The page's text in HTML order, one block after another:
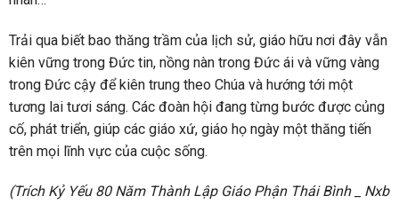
Trải qua biết bao thăng trầm của lịch sử, giáo hữu nơi đây vẫn
kiên vững trong Đức tin, nồng nàn trong Đức ái và vững vàng
trong Đức cậy để kiên trung theo Chúa và hướng tới một
tương lai tươi sáng. Các đoàn hội đang từng bước được củng
cố, phát triển, giúp các giáo xứ, giáo họ ngày một thăng tiến
trên mọi lĩnh vực của cuộc sống.
(Trích Kỷ Yếu 80 Năm Thành Lập Giáo Phận Thái Bình _ Nxb